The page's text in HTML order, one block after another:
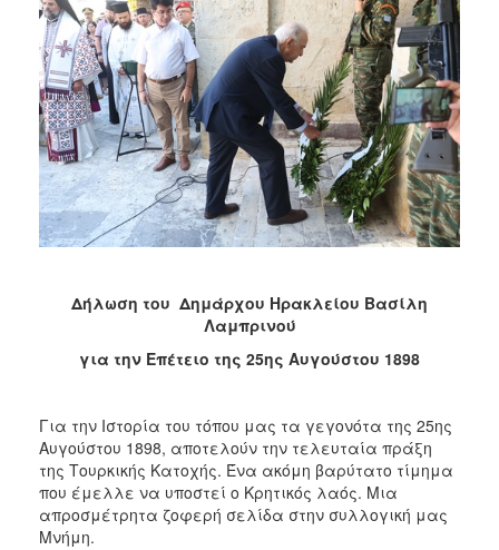
Δήλωση του Δημάρχου Ηρακλείου Βασίλη
Λαμπρινού
για την Επέτειο της 25ης Αυγούστου 1898
Για την Ιστορία του τόπου μας τα γεγονότα της 25ης
Αυγούστου 1898, αποτελούν την τελευταία πράξη
της Τουρκικής Κατοχής. Ένα ακόμη βαρύτατο τίμημα
που έμελλε να υποστεί ο Κρητικός λαός. Μια
απροσμέτρητα ζοφερή σελίδα στην συλλογική μας
Μνήμη.